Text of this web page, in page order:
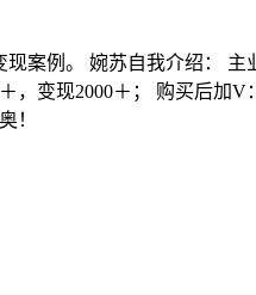
案例。 婉苏自我介绍： 主
变现2000＋； 购买后加V
！